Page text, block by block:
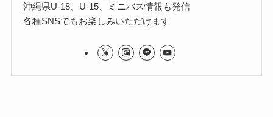
沖縄県U-18、U-15、ミニバス情報も発信
各種SNSでもお楽しみいただけます